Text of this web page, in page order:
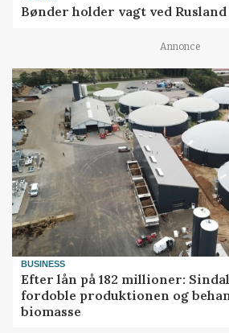
Bønder holder vagt ved Rusland
Annonce
BUSINESS
Efter lån på 182 millioner:
fordoble produktionen og
biomasse